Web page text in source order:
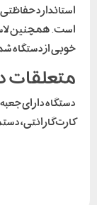
است. همچنین
خوبی از دستگاه
متعلقات
دستگاه دارای
کارت گارانتی،